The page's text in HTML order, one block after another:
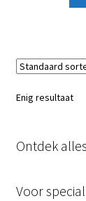
Enig resultaat
Ontdek
Voor